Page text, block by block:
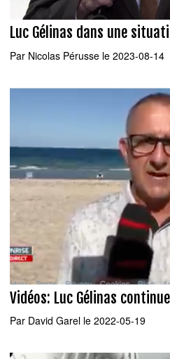
Luc Gélinas dans une
Par Nicolas Pérusse le 2023-08-14
Vidéos: Luc Gélinas continue
Par David Garel le 2022-05-19